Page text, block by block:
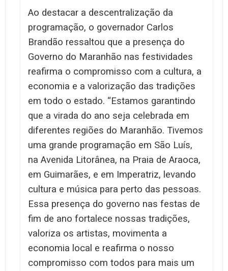
Ao destacar a descentralização da
programação, o governador Carlos
Brandão ressaltou que a presença do
Governo do Maranhão nas festividades
reafirma o compromisso com a cultura, a
economia e a valorização das tradições
em todo o estado. “Estamos garantindo
que a virada do ano seja celebrada em
diferentes regiões do Maranhão. Tivemos
uma grande programação em São Luís,
na Avenida Litorânea, na Praia de Araoca,
em Guimarães, e em Imperatriz, levando
cultura e música para perto das pessoas.
Essa presença do governo nas festas de
fim de ano fortalece nossas tradições,
valoriza os artistas, movimenta a
economia local e reafirma o nosso
compromisso com todos para mais um